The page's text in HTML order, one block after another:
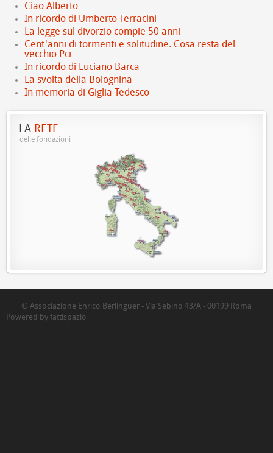
Ciao Alberto
In ricordo di Umberto Terracini
La legge sul divorzio compie 50 anni
Cent'anni di tormenti e solitudine. Cosa resta del
vecchio Pci
In ricordo di Luciano Barca
La svolta della Bolognina
In memoria di Giglia Tedesco
LA RETE
delle fondazioni
© Associazione Enrico Berlinguer - Via Sebino 43/A - 00199 Roma
Powered by fattispazio